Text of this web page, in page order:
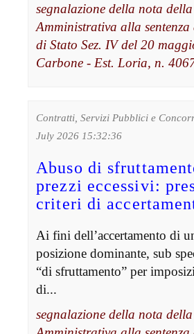
segnalazione della nota
Amministrativa alla
di Stato Sez. IV del 20
Carbone - Est. Loria, n.
Contratti, Servizi Pubblici e
July 2026 15:32:36
Abuso di
prezzi eccessivi:
criteri di
Ai fini dell’accertamento di
posizione dominante, sub
“di sfruttamento” per
di...
segnalazione della nota